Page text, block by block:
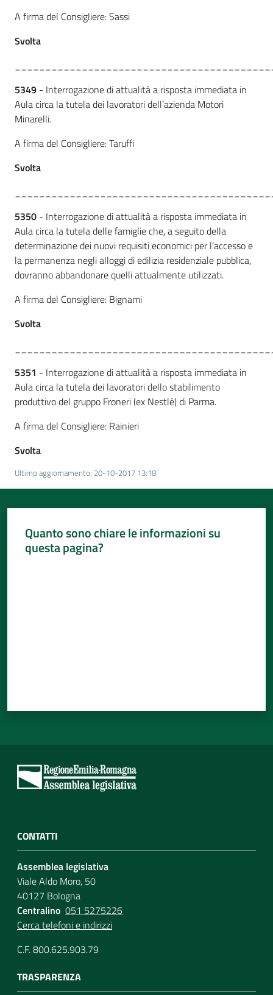
A firma del Consigliere: Sassi
Svolta
5349 - Interrogazione di attualità a risposta immediata in
Aula circa la tutela dei lavoratori dell’azienda Motori
Minarelli.
A firma del Consigliere: Taruffi
Svolta
5350 - Interrogazione di attualità a risposta immediata in
Aula circa la tutela delle famiglie che, a seguito della
determinazione dei nuovi requisiti economici per l’accesso e
la permanenza negli alloggi di edilizia residenziale pubblica,
dovranno abbandonare quelli attualmente utilizzati.
A firma del Consigliere: Bignami
Svolta
5351 - Interrogazione di attualità a risposta immediata in
Aula circa la tutela dei lavoratori dello stabilimento
produttivo del gruppo Froneri (ex Nestlé) di Parma.
A firma del Consigliere: Rainieri
Svolta
Ultimo aggiornamento: 20-10-2017 13:18
Quanto sono chiare le informazioni su
questa pagina?
CONTATTI
Assemblea legislativa
Viale Aldo Moro, 50
40127 Bologna
Centralino 051 5275226
Cerca telefoni e indirizzi
C.F. 800.625.903.79
TRASPARENZA